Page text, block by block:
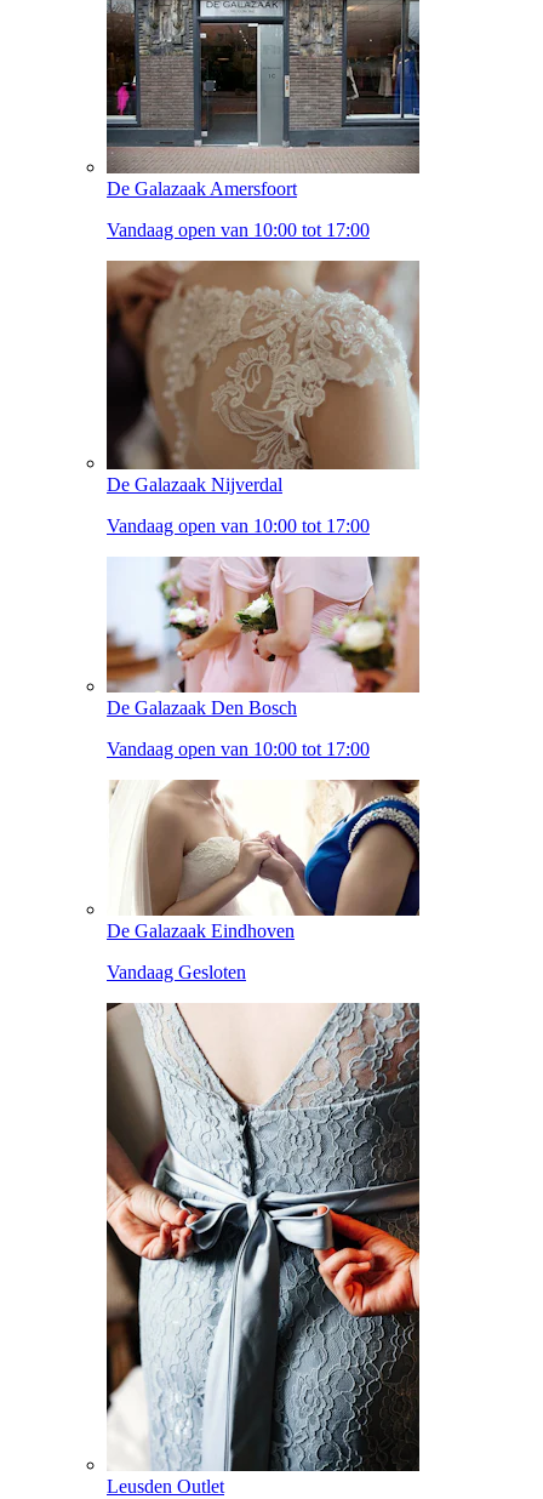
De Galazaak Amersfoort
Vandaag open van 10:00 tot 17:00
De Galazaak Nijverdal
Vandaag open van 10:00 tot 17:00
De Galazaak Den Bosch
Vandaag open van 10:00 tot 17:00
De Galazaak Eindhoven
Vandaag Gesloten
Leusden Outlet